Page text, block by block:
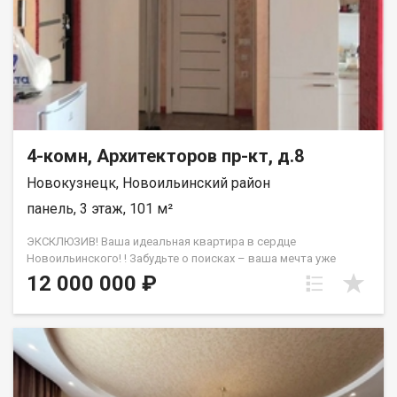
4-комн, Архитекторов пр-кт, д.8
Новокузнецк, Новоильинский район
панель, 3 этаж, 101 м²
ЭКСКЛЮЗИВ! Ваша идеальная квартира в сердце
Новоильинского! ! Забудьте о поисках – ваша мечта уже
здесь! Предлагаем шикарную 4-комнатную квартиру с
дизайнерским ремонтом в самом центре Новоильинского
роскоши и комфорта, благодаря площади присоединенных
лоджий! Квартира полностью готова к проживанию: *
Идеальный дизайнерский ремонт: Стильный, современный,
продуман до мелочей. * Медная проводка: Надежность и
безопасность на долгие годы. * Выровненные стены, потолки
12 000 000 ₽